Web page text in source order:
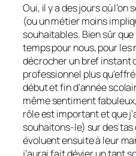
Oui, il y a des jours où
(ou un métier moins
souhaitables. Bien sûr
temps pour nous, pour
décrocher un bref instant
professionnel plus
début et fin d’année
même sentiment
rôle est important et que
souhaitons-le) sur des
évoluent ensuite à leur